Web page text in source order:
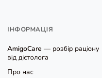
ІНФОРМАЦІЯ
AmigoCare — розбір раціону
від дієтолога
Про нас